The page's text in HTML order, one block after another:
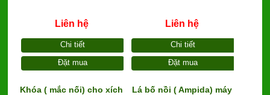
Liên hệ
Chi tiết
Đặt mua
Liên hệ
Chi tiết
Đặt mua
Khóa ( mắc nối) cho xích
Lá bố nồi ( Ampida) máy